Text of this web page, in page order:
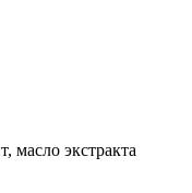
масло экстракта